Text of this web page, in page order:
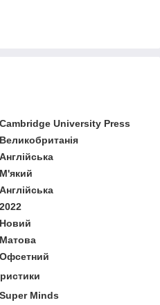
Cambridge University Press
Великобританія
Англійська
М'який
Англійська
2022
Новий
Матова
Офсетний
Super Minds